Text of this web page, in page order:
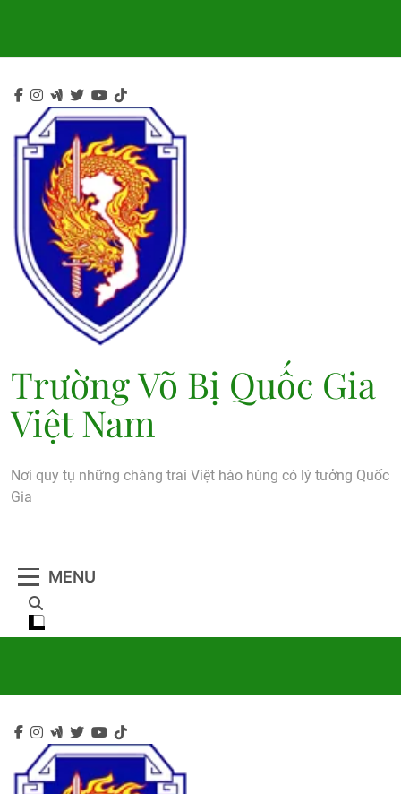
Trường Võ Bị Quốc Gia
Việt Nam
Nơi quy tụ những chàng trai Việt hào hùng có lý tưởng Quốc
Gia
MENU